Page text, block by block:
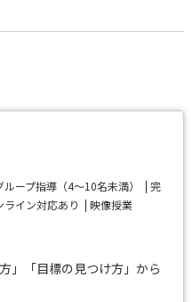
ループ指導（4～10名未満）
完
ライン対応あり 映像授業
」「目標の見つけ方」から